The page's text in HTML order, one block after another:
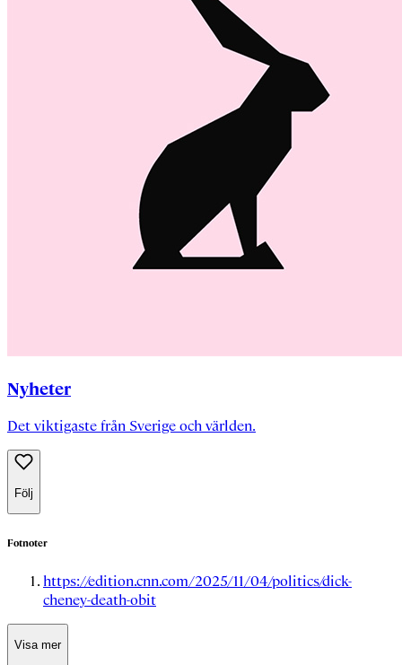
Nyheter
Det viktigaste från Sverige och världen.
Följ
Fotnoter
https://edition.cnn.com/2025/11/04/politics/dick-
cheney-death-obit
Visa mer